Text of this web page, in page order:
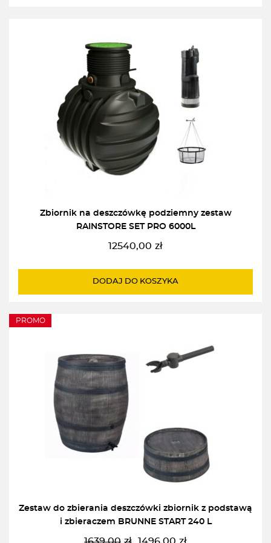
Zbiornik na deszczówkę podziemny zestaw
RAINSTORE SET PRO 6000L
12540,00 zł
DODAJ DO KOSZYKA
PROMO
Zestaw do zbierania deszczówki zbiornik z podstawą
i zbieraczem BRUNNE START 240 L
1639,00 zł 1496,00 zł